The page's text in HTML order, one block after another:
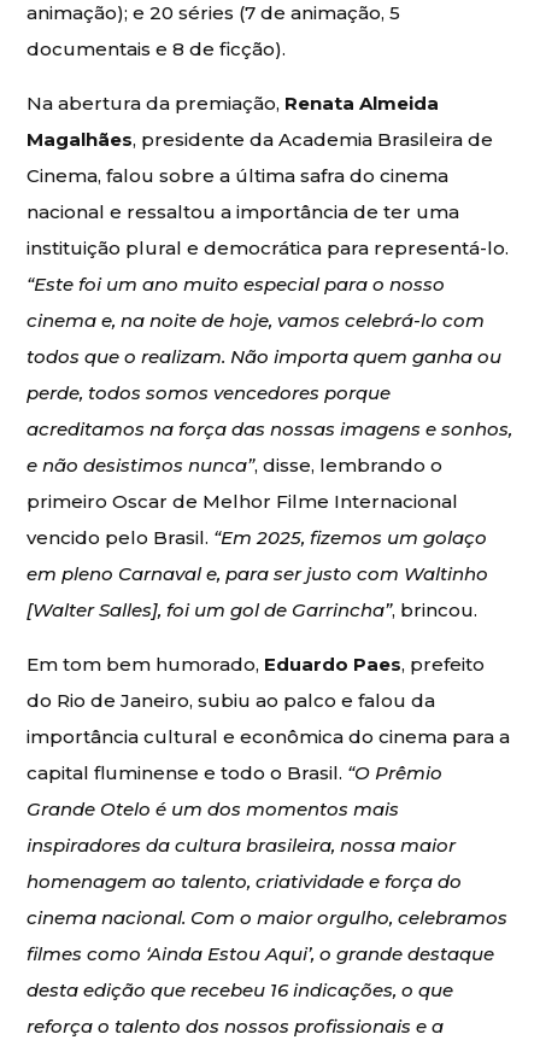
animação); e 20 séries (7 de animação, 5
documentais e 8 de ficção).
Na abertura da premiação, Renata Almeida
Magalhães, presidente da Academia Brasileira de
Cinema, falou sobre a última safra do cinema
nacional e ressaltou a importância de ter uma
instituição plural e democrática para representá-lo.
“Este foi um ano muito especial para o nosso
cinema e, na noite de hoje, vamos celebrá-lo com
todos que o realizam. Não importa quem ganha ou
perde, todos somos vencedores porque
acreditamos na força das nossas imagens e sonhos,
e não desistimos nunca”, disse, lembrando o
primeiro Oscar de Melhor Filme Internacional
vencido pelo Brasil. “Em 2025, fizemos um golaço
em pleno Carnaval e, para ser justo com Waltinho
[Walter Salles], foi um gol de Garrincha”, brincou.
Em tom bem humorado, Eduardo Paes, prefeito
do Rio de Janeiro, subiu ao palco e falou da
importância cultural e econômica do cinema para a
capital fluminense e todo o Brasil. “O Prêmio
Grande Otelo é um dos momentos mais
inspiradores da cultura brasileira, nossa maior
homenagem ao talento, criatividade e força do
cinema nacional. Com o maior orgulho, celebramos
filmes como ‘Ainda Estou Aqui’, o grande destaque
desta edição que recebeu 16 indicações, o que
reforça o talento dos nossos profissionais e a